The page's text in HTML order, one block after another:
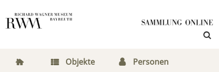
Objekte Personen